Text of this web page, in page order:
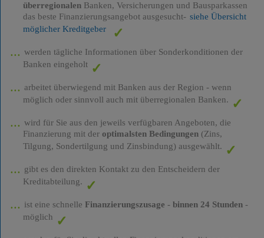
überregionalenBanken, Versicherungen und Bausparkassen
das beste Finanzierungsangebot ausgesucht- siehe Übersicht
möglicher Kreditgeber
werden tägliche Informationen über Sonderkonditionen der
Banken eingeholt
arbeitet überwiegend mit Banken aus der Region - wenn
möglich oder sinnvoll auch mit überregionalen Banken.
wird für Sie aus den jeweils verfügbaren Angeboten, die
Finanzierung mit der optimalsten Bedingungen(Zins,
Tilgung, Sondertilgung und Zinsbindung) ausgewählt.
gibt es den direkten Kontakt zu den Entscheidern der
Kreditabteilung.
ist eine schnelle Finanzierungszusage - binnen 24 Stunden-
möglich